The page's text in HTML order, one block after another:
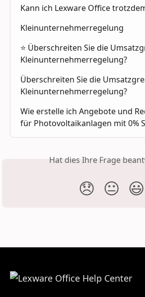
Kann ich Lexware Office
Kleinunternehmerregelung
⭐ Überschreiten Sie die
Kleinunternehmerregelung?
Überschreiten Sie die
Kleinunternehmerregelung?
Wie erstelle ich Angebote und
für Photovoltaikanlagen mit 0%
Hat dies Ihre Frage
😞 😐 😃